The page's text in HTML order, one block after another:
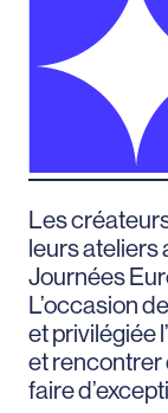
Les
leurs ateliers
Journées
L’occasion
et privilégiée
et rencontrer
faire